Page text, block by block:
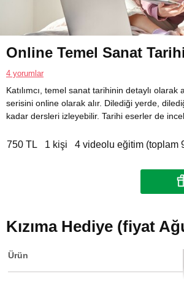
Online Temel Sanat
4 yorumlar
Katılımcı, temel sanat tarihinin detaylı olarak
serisini online olarak alır. Dilediği yerde,
kadar dersleri izleyebilir. Tarihi eserler de
750 TL 1 kişi 4 videolu eğitim (toplam
Kızıma Hediye (fiyat
Ürün